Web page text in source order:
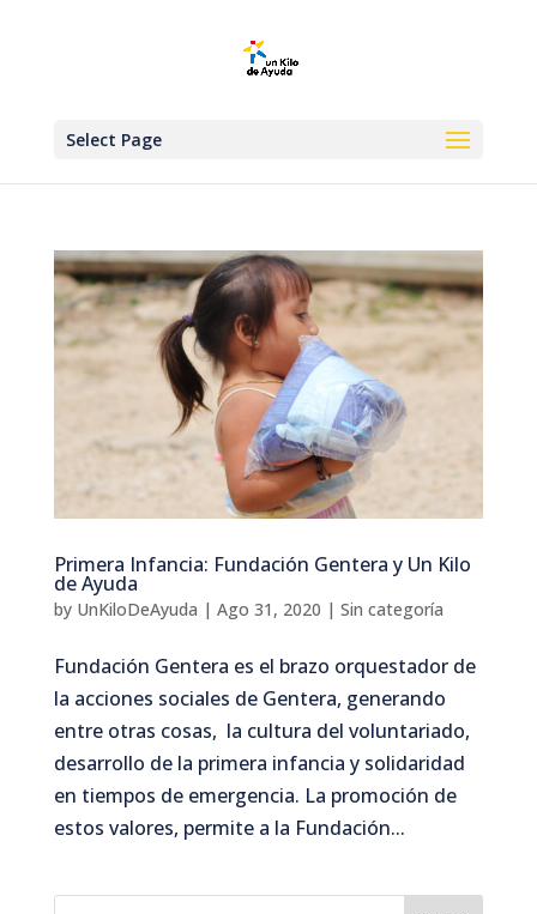
Select Page
Primera Infancia: Fundación Gentera y Un Kilo
de Ayuda
by UnKiloDeAyuda | Ago 31, 2020 | Sin categoría
Fundación Gentera es el brazo orquestador de
la acciones sociales de Gentera, generando
entre otras cosas, la cultura del voluntariado,
desarrollo de la primera infancia y solidaridad
en tiempos de emergencia. La promoción de
estos valores, permite a la Fundación...